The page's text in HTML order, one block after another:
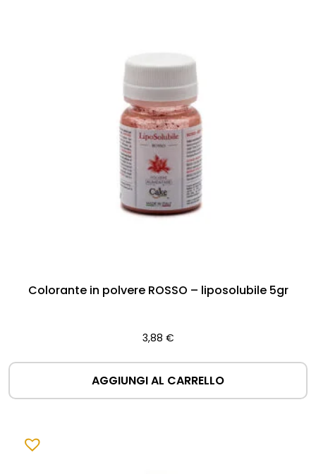
Colorante in polvere ROSSO – liposolubile 5gr
3,88 €
AGGIUNGI AL CARRELLO